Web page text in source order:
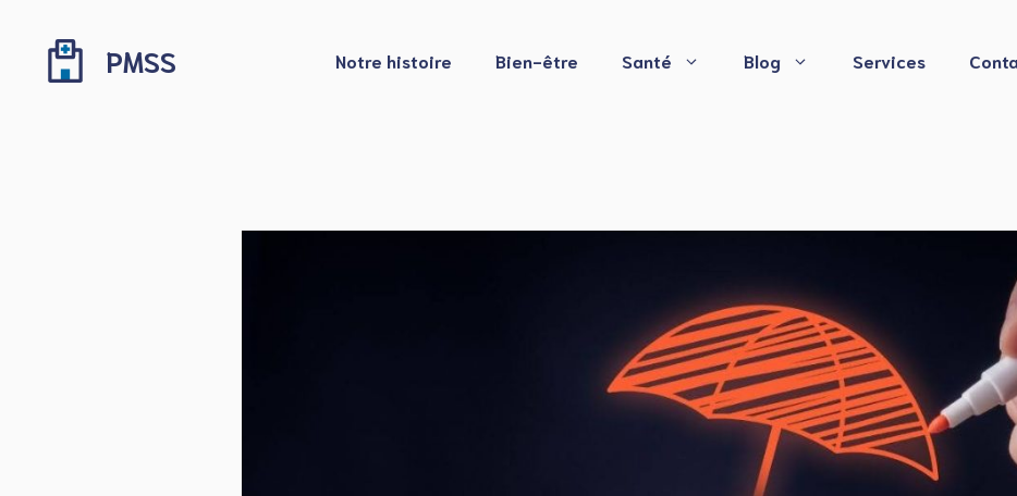
contenu
PMSS Notre histoire Bien-être Santé Blog Services